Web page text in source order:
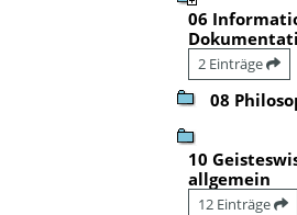
06
2 Einträge
08
10
allgemein
12 Einträge